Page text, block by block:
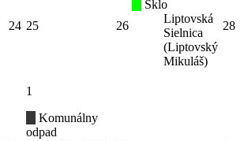
24 25 26
Sklo
Liptovská
Sielnica
(Liptovský
Mikuláš)
28
1
Komunálny
odpad